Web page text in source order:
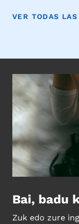
VER TODAS
Bai, badu
Zuk edo zure